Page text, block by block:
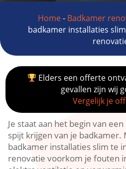
Home- Badkamer
badkamer installaties
Elders een offerte
gevallen zijn wij
Vergelijk je
Je staat aan het begin van
spijt krijgen van je badkamer.​
badkamer installaties slim te
renovatie voorkom je fouten